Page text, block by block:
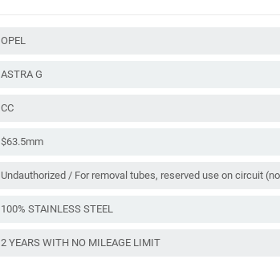
OPEL
ASTRA G
CC
$63.5mm
Undauthorized / For removal tubes, reserved use on circuit
100% STAINLESS STEEL
2 YEARS WITH NO MILEAGE LIMIT